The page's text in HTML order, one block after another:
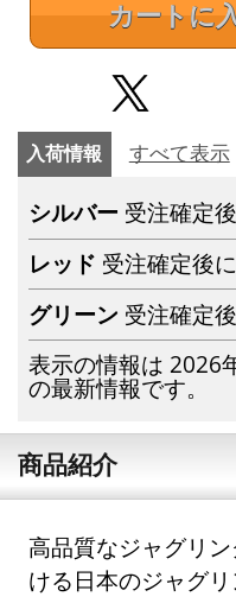
カートに
入荷情報 すべて表示
シルバー 受注確定
レッド 受注確定後
グリーン 受注確定
表示の情報は 2026
の最新情報です。
商品紹介
高品質なジャグリ
ける日本のジャグ